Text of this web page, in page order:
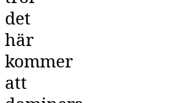
det
här
kommer
att